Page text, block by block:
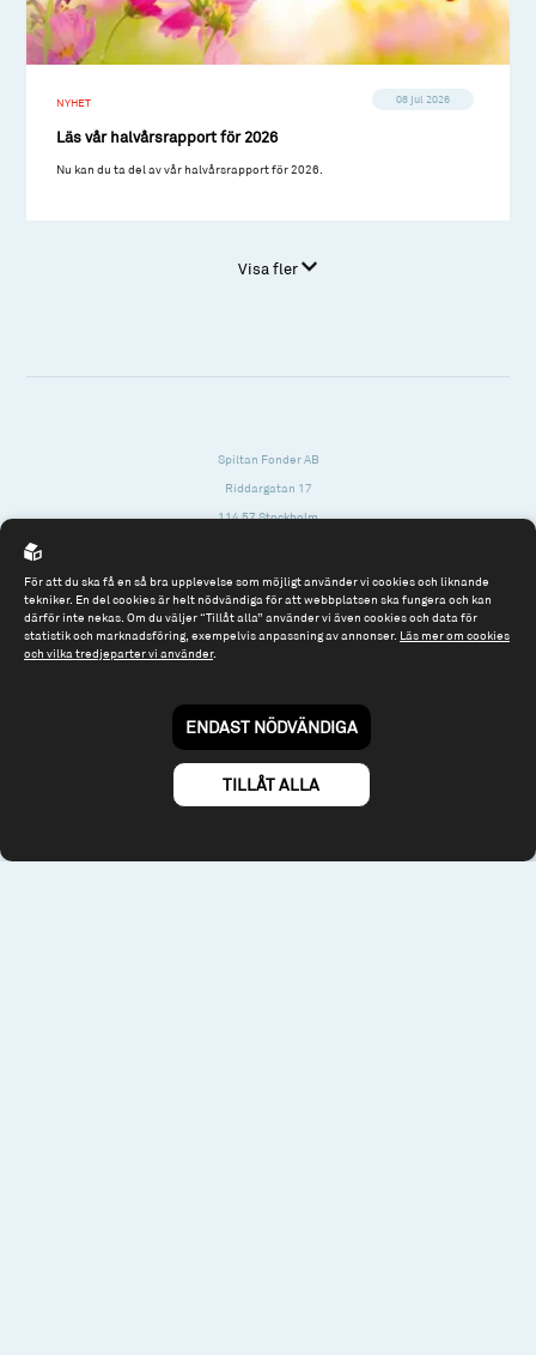
NYHET 08 jul 2026
Läs vår halvårsrapport för 2026
Nu kan du ta del av vår halvårsrapport för 2026.
Visa fler
Spiltan Fonder AB
Riddargatan 17
114 57 Stockholm
Tel: 08 - 545 813 40
Till spiltan.se
© 2026 - Spiltan Fonder AB
By Sphinxly
För att du ska få en så bra upplevelse som möjligt använder vi cookies och liknande
tekniker. En del cookies är helt nödvändiga för att webbplatsen ska fungera och kan
därför inte nekas. Om du väljer “Tillåt alla” använder vi även cookies och data för
statistik och marknadsföring, exempelvis anpassning av annonser. Läs mer om cookies
och vilka tredjeparter vi använder.
ENDAST NÖDVÄNDIGA
TILLÅT ALLA